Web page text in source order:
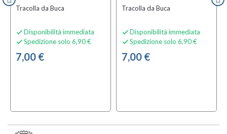
Tracolla da Buca
 Disponibilità immediata
 Spedizione solo 6,90 €
7,00 €
Tracolla da Buca
 Disponibilità immediata
 Spedizione solo 6,90 €
7,00 €